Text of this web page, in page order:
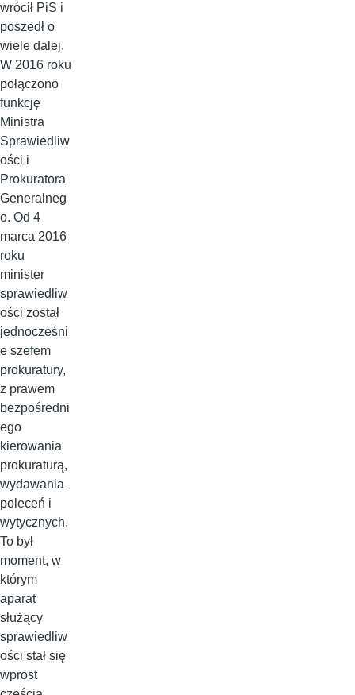
wrócił PiS i
poszedł o
wiele dalej.
W 2016 roku
połączono
funkcję
Ministra
Sprawiedliw
ości i
Prokuratora
Generalneg
o. Od 4
marca 2016
roku
minister
sprawiedliw
ości został
jednocześni
e szefem
prokuratury,
z prawem
bezpośredni
ego
kierowania
prokuraturą,
wydawania
poleceń i
wytycznych.
To był
moment, w
którym
aparat
służący
sprawiedliw
ości stał się
wprost